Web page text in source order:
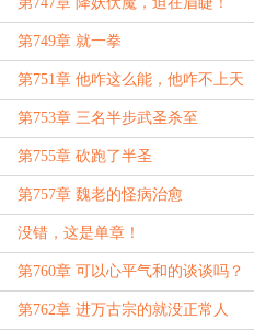
第749章 就一拳
第751章 他咋这么能，他咋不上天
呢？
第753章 三名半步武圣杀至
第755章 砍跑了半圣
第757章 魏老的怪病治愈
没错，这是单章！
第760章 可以心平气和的谈谈吗？
第762章 进万古宗的就没正常人